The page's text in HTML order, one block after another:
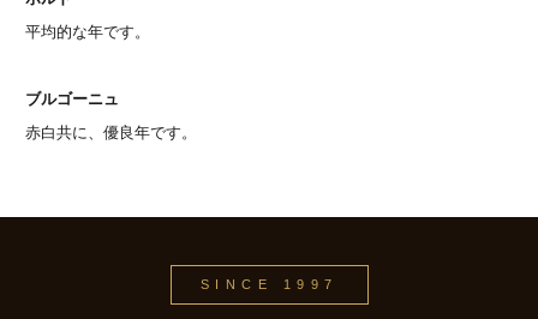
平均的な年です。
ブルゴーニュ
赤白共に、優良年です。
SINCE 1997